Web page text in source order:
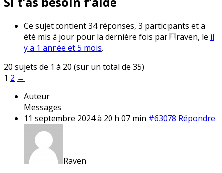
Ce sujet contient 34 réponses, 3 participants et a
été mis à jour pour la dernière fois par
raven, le il
y a 1 année et 5 mois.
20 sujets de 1 à 20 (sur un total de 35)
1 2 →
Auteur
Messages
11 septembre 2024 à 20 h 07 min #63078 Répondre
Raven